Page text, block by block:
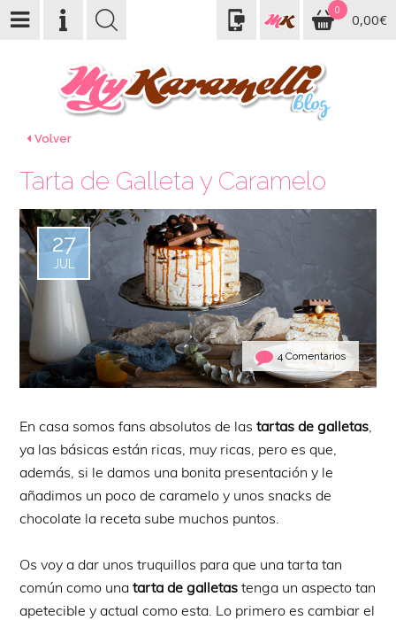
0
0,00€
Volver
Tarta de Galleta y Caramelo
27
JUL
4 Comentarios
En casa somos fans absolutos de las tartas de galletas
ya las básicas están ricas, muy ricas, pero es que,
además, si le damos una bonita presentación y le
añadimos un poco de caramelo y unos snacks de
chocolate la receta sube muchos puntos.
Os voy a dar unos truquillos para que una tarta tan
común como una tarta de galletastenga un aspecto tan
apetecible y actual como esta. Lo primero es cambiar el